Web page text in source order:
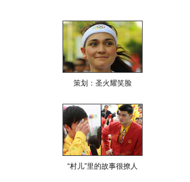
策划：圣火耀笑脸
“村儿”里的故事很撩人